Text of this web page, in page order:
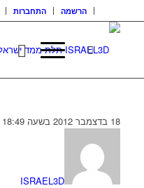
הרשמה התחברות
18 בדצמבר 2012 בשעה 18:49
ISRAEL3D